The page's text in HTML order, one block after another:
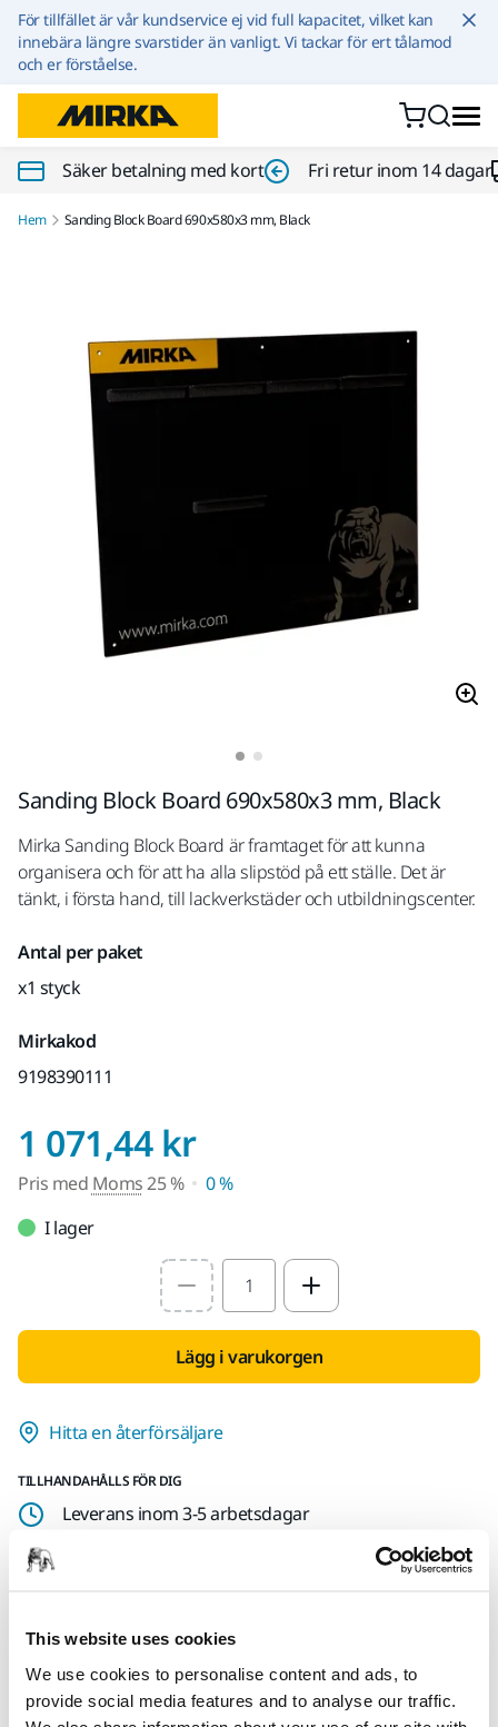
This website uses cookies
We use cookies to personalise content and ads, to
provide social media features and to analyse our traffic.
Hoppa till innehållet
För tillfället är vår kundservice ej vid full kapacitet, vilket kan
innebära längre svarstider än vanligt. Vi tackar för ert tålamod
och er förståelse.
Säker betalning med kort Fri retur inom 14 dagar
Hem Sanding Block Board 690x580x3 mm, Black
Sanding Block Board 690x580x3 mm, Black
Mirka Sanding Block Board är framtaget för att kunna
organisera och för att ha alla slipstöd på ett ställe. Det är
tänkt, i första hand, till lackverkstäder och utbildningscenter.
Antal per paket
x1 styck
Mirkakod
9198390111
1 071,44 krPris med Moms
Pris med Moms25 %
0 %
I lager
Select quantity value
Lägg i varukorgen
Hitta en återförsäljare
TILLHANDAHÅLLS FÖR DIG
Leverans inom 3-5 arbetsdagar
Spåra paket